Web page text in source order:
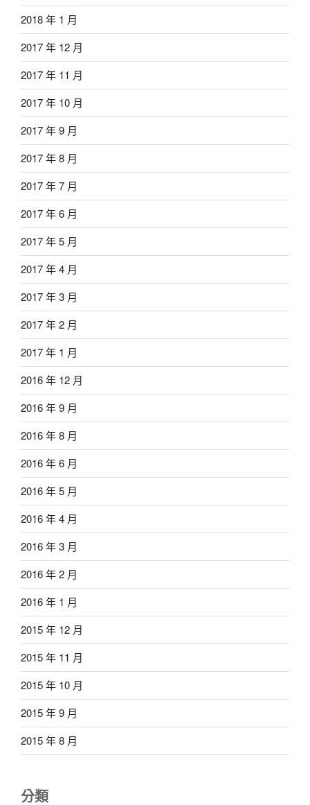
2018 年 1 月
2017 年 12 月
2017 年 11 月
2017 年 10 月
2017 年 9 月
2017 年 8 月
2017 年 7 月
2017 年 6 月
2017 年 5 月
2017 年 4 月
2017 年 3 月
2017 年 2 月
2017 年 1 月
2016 年 12 月
2016 年 9 月
2016 年 8 月
2016 年 6 月
2016 年 5 月
2016 年 4 月
2016 年 3 月
2016 年 2 月
2016 年 1 月
2015 年 12 月
2015 年 11 月
2015 年 10 月
2015 年 9 月
2015 年 8 月
分類